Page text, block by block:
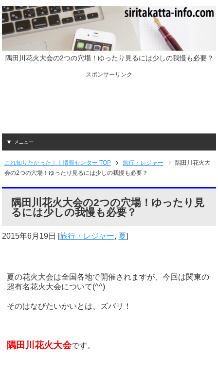
隅田川花火大会の2つの穴場！ゆったり見るには少しの我慢も必要？
スポンサーリンク
メニュー
これ知りたかった！！情報センター TOP 旅行・レジャー
隅田川花火大
会の2つの穴場！ゆったり見るには少しの我慢も必要？
隅田川花火大会の2つの穴場！ゆったり見
るには少しの我慢も必要？
2015年6月19日 [旅行・レジャー, 夏]
夏の花火大会は全国各地で開催されますが、今回は関東の
超有名花火大会について(^^)
そのはなびたいかいとは、ズバリ！
隅田川花火大会です。